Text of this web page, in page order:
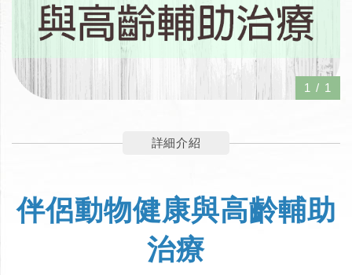
1 / 1
詳細介紹
伴侶動物健康與高齡輔助
治療